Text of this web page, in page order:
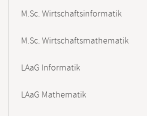
M.Sc. Wirtschaftsinformatik
M.Sc. Wirtschaftsmathematik
LAaG Informatik
LAaG Mathematik